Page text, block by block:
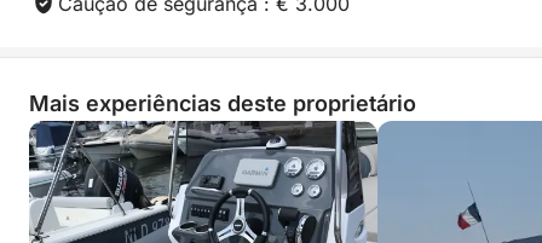
Mais experiências deste proprietário